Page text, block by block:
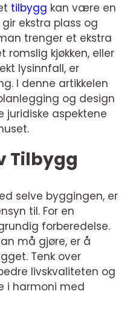
tilbygg kan være en
ekstra plass og
trenger et ekstra
romslig kjøkken, eller
lysinnfall, er
I denne artikkelen
og design
juridiske aspektene
Tilbygg
selve byggingen, er
til. For en
forberedelse.
må gjøre, er å
Tenk over
livskvaliteten og
i harmoni med